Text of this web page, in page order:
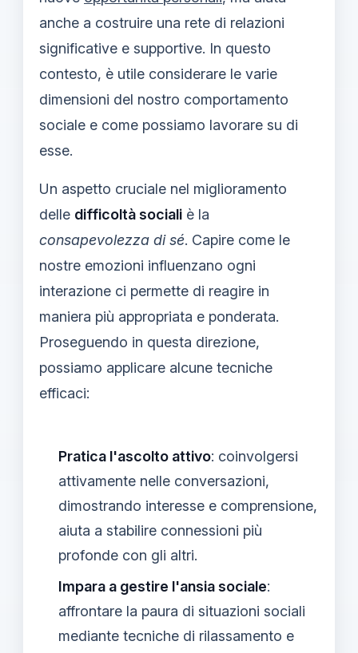
anche a costruire una rete di relazioni
significative e supportive. In questo
contesto, è utile considerare le varie
dimensioni del nostro comportamento
sociale e come possiamo lavorare su di
esse.
Un aspetto cruciale nel miglioramento
delle difficoltà sociali è la
consapevolezza di sé. Capire come le
nostre emozioni influenzano ogni
interazione ci permette di reagire in
maniera più appropriata e ponderata.
Proseguendo in questa direzione,
possiamo applicare alcune tecniche
efficaci:
Pratica l'ascolto attivo: coinvolgersi
attivamente nelle conversazioni,
dimostrando interesse e comprensione,
aiuta a stabilire connessioni più
profonde con gli altri.
Impara a gestire l'ansia sociale:
affrontare la paura di situazioni sociali
mediante tecniche di rilassamento e